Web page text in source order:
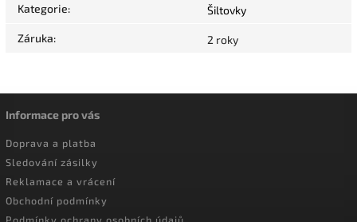
Kategorie: Šiltovky
Záruka: 2 roky
Informace pro vás
Doprava a platba
Sledování zásilky
Reklamace a vrácení
Obchodní podmínky